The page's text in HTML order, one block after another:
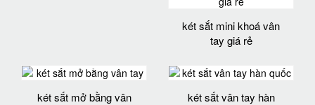
két sắt mini khoá vân
tay giá rẻ
két sắt mở bằng vân
két sắt vân tay hàn